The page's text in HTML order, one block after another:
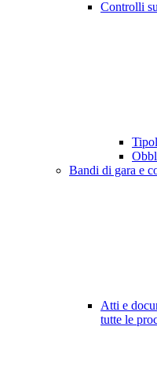
Controlli
Bandi di gara e
Atti e
tutte le